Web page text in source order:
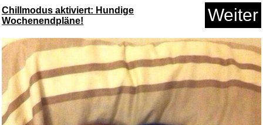
Chillmodus aktiviert: Hundige
Wochenendpläne!
Weiter